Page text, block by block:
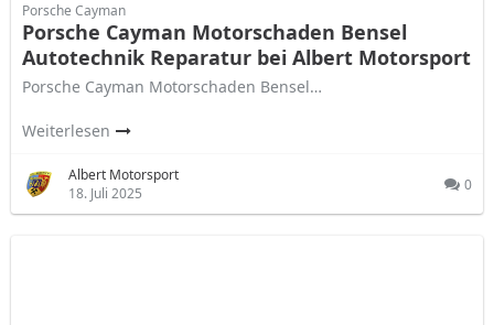
Porsche Cayman
Porsche Cayman Motorschaden Bensel
Autotechnik Reparatur bei Albert Motorsport
Porsche Cayman Motorschaden Bensel…
Weiterlesen
Albert Motorsport
18. Juli 2025
0